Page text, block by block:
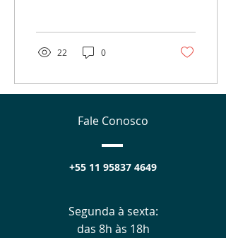
tecnologia está...
22 0
Fale Conosco
+55 11 95837 4649
Segunda à sexta:
das 8h às 18h